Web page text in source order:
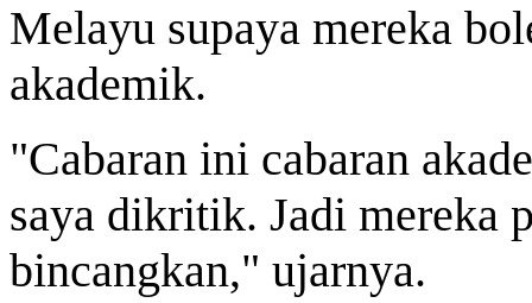
Melayu supaya mereka
akademik.
"Cabaran ini cabaran
saya dikritik. Jadi mereka
bincangkan," ujarnya.